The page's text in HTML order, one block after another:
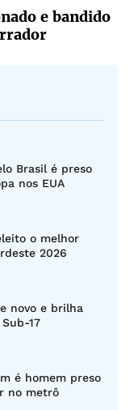
e bandido
Brasil é preso
nos EUA
o melhor
2026
novo e brilha
17
é homem preso
no metrô